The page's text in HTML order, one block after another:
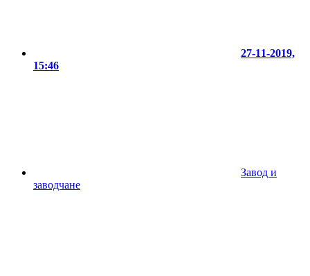
27-11-2019,
15:46
Завод и
заводчане